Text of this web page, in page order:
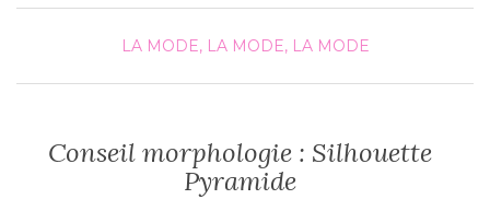
LA MODE, LA MODE, LA MODE
Conseil morphologie : Silhouette
Pyramide